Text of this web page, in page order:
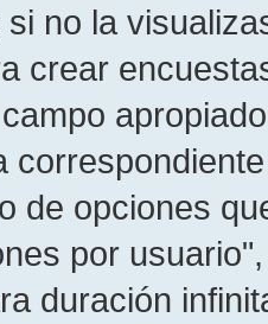
no la
crear
de opciones
por
duración